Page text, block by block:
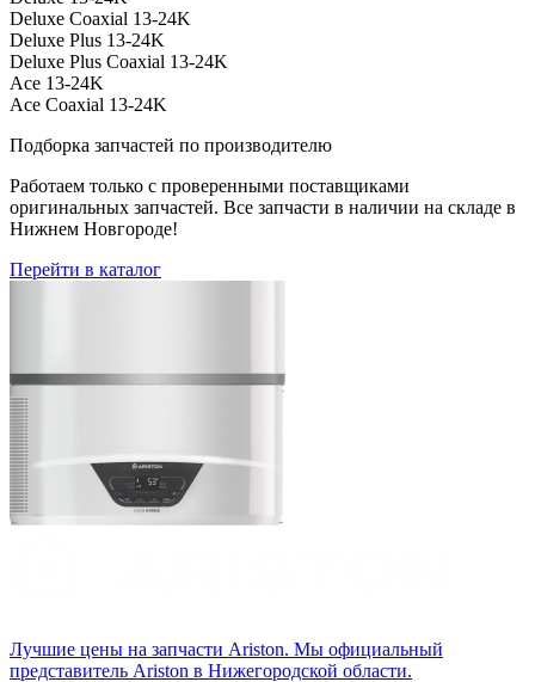
Deluxe Coaxial 13-24K
Deluxe Plus 13-24K
Deluxe Plus Coaxial 13-24K
Ace 13-24K
Ace Coaxial 13-24K
Подборка запчастей по производителю
Работаем только с проверенными поставщиками
оригинальных запчастей. Все запчасти в наличии на складе в
Нижнем Новгороде!
Перейти в каталог
Лучшие цены на запчасти Аriston. Мы официальный
представитель Ariston в Нижегородской области.